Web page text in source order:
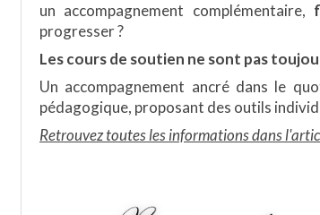
un accompagnement complémentaire,
progresser ?
Les cours de soutien ne sont pas
Un accompagnement ancré dans le
pédagogique, proposant des outils
Retrouvez toutes les informations dans